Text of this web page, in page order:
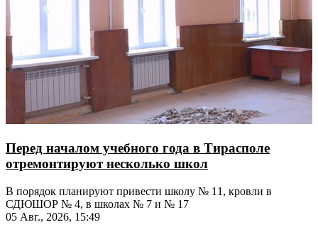
Перед началом учебного года в Тирасполе
отремонтируют несколько школ
В порядок планируют привести школу № 11, кровли в
СДЮШОР № 4, в школах № 7 и № 17
05 Авг., 2026, 15:49